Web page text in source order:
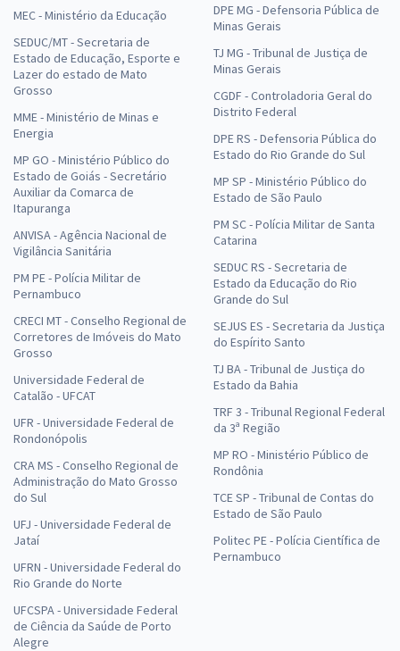
MEC - Ministério da Educação
SEDUC/MT - Secretaria de
Estado de Educação, Esporte e
Lazer do estado de Mato
Grosso
MME - Ministério de Minas e
Energia
MP GO - Ministério Público do
Estado de Goiás - Secretário
Auxiliar da Comarca de
Itapuranga
ANVISA - Agência Nacional de
Vigilância Sanitária
PM PE - Polícia Militar de
Pernambuco
CRECI MT - Conselho Regional de
Corretores de Imóveis do Mato
Grosso
Universidade Federal de
Catalão - UFCAT
UFR - Universidade Federal de
Rondonópolis
CRA MS - Conselho Regional de
Administração do Mato Grosso
do Sul
UFJ - Universidade Federal de
Jataí
UFRN - Universidade Federal do
Rio Grande do Norte
UFCSPA - Universidade Federal
de Ciência da Saúde de Porto
Alegre
DPE MG - Defensoria Pública de
Minas Gerais
TJ MG - Tribunal de Justiça de
Minas Gerais
CGDF - Controladoria Geral do
Distrito Federal
DPE RS - Defensoria Pública do
Estado do Rio Grande do Sul
MP SP - Ministério Público do
Estado de São Paulo
PM SC - Polícia Militar de Santa
Catarina
SEDUC RS - Secretaria de
Estado da Educação do Rio
Grande do Sul
SEJUS ES - Secretaria da Justiça
do Espírito Santo
TJ BA - Tribunal de Justiça do
Estado da Bahia
TRF 3 - Tribunal Regional Federal
da 3ª Região
MP RO - Ministério Público de
Rondônia
TCE SP - Tribunal de Contas do
Estado de São Paulo
Politec PE - Polícia Científica de
Pernambuco